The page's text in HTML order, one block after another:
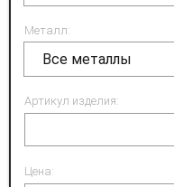
Металл:
Все металлы
Артикул изделия:
Цена: